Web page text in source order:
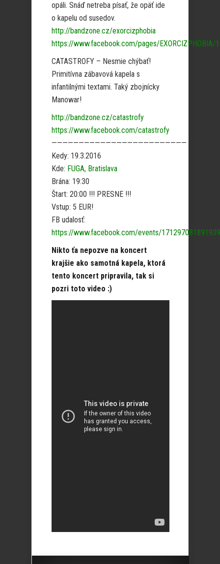
opáli. Snáď netreba písať, že opäť ide
o kapelu od susedov.
http://bandzone.cz/exorcizphobia
https://www.facebook.com/pages/EXORCIZPHOBIA/
CATASTROFY – Nesmie chýbať!
Primitívna zábavová kapela s
infantilnými textami. Taký zbojnícky
Manowar!
http://bandzone.cz/catastrofy
https://www.facebook.com/catastrofy
—————————————————————————
Kedy: 19.3.2016
Kde: FUGA, Bratislava
Brána: 19:30
Štart: 20:00 !!! PRESNE !!!
Vstup: 5 EUR!
FB udalosť:
https://www.facebook.com/events/
Nikto ťa nepozve na koncert
krajšie ako samotná kapela, ktorá
tento koncert pripravila, tak si
pozri toto video :)